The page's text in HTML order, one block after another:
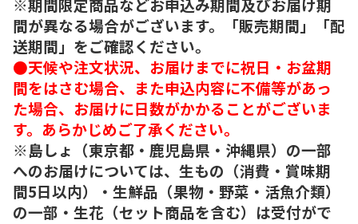
※期間限定商品などお申込み期間及びお届け期
間が異なる場合がございます。「販売期間」「配
送期間」をご確認ください。
●天候や注文状況、お届けまでに祝日・お盆期
間をはさむ場合、また申込内容に不備等があっ
た場合、お届けに日数がかかることがございま
す。あらかじめご了承ください。
※島しょ（東京都・鹿児島県・沖縄県）の一部
へのお届けについては、生もの（消費・賞味期
間5日以内）・生鮮品（果物・野菜・活魚介類）
の一部・生花（セット商品を含む）は受付がで